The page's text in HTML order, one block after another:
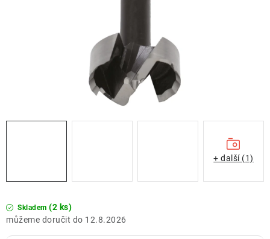
Kontakt
Obchodní podmínky
Podmínky ochrany osobních údajů
O nás
Skladem (2 ks)
12.8.2026
+ další (1)